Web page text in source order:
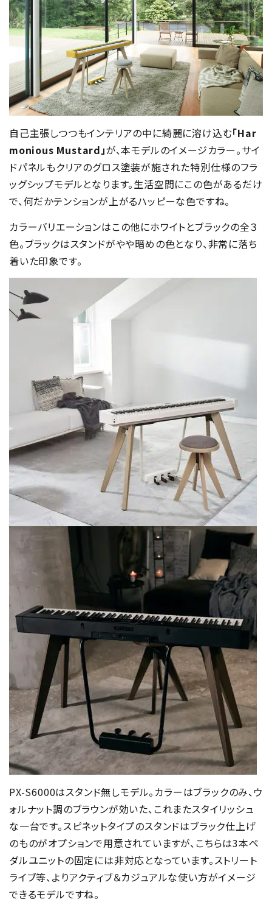
自己主張しつつもインテリアの中に綺麗に溶け込む「Har
monious Mustard」が、本モデルのイメージカラー。サイ
ドパネルもクリアのグロス塗装が施された特別仕様のフラ
ッグシップモデルとなります。生活空間にこの色があるだけ
で、何だかテンションが上がるハッピーな色ですね。
カラーバリエーションはこの他にホワイトとブラックの全３
色。ブラックはスタンドがやや暗めの色となり、非常に落ち
着いた印象です。
PX-S6000はスタンド無しモデル。カラーはブラックのみ、ウ
ォルナット調のブラウンが効いた、これまたスタイリッシュ
な一台です。スピネットタイプのスタンドはブラック仕上げ
のものがオプションで用意されていますが、こちらは3本ペ
ダルユニットの固定には非対応となっています。ストリート
ライブ等、よりアクティブ＆カジュアルな使い方がイメージ
できるモデルですね。